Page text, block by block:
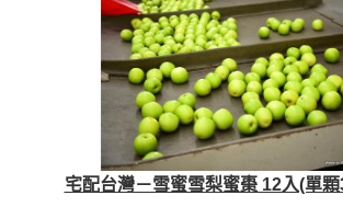
宅配台灣－雪蜜雪梨蜜棗 12入(單